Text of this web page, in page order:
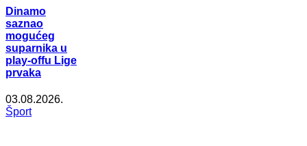
Dinamo
saznao
mogućeg
suparnika u
play-offu Lige
prvaka
03.08.2026.
Šport